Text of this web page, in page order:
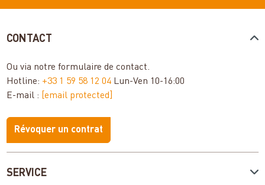
SERVICE
CONTACT
Ou via notreformulaire de contact.
Hotline: +33 1 59 58 12 04 Lun-Ven 10-16:00
E-mail : [email protected]
Révoquer un contrat